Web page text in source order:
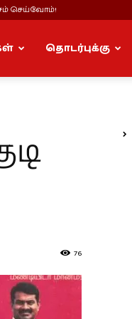
செய்வோம்!
தொடர்புக்கு
76